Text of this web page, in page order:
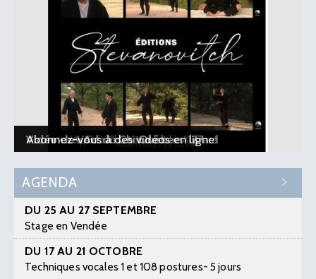
Le planning 2026-2027 est en ligne !
Vidéo : L’Art du Chi - 10 ans à Aubard
Vidéo : Les 5 formateurs et les 127
Vidéo de L’Art du Chi Québec
Abonnez-vous à des vidéos en ligne
AGENDA
DU 25 AU 27 SEPTEMBRE
Stage en Vendée
DU 17 AU 21 OCTOBRE
Techniques vocales 1 et 108 postures- 5 jours